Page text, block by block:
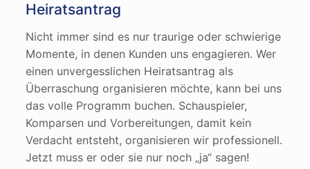
Heiratsantrag
Nicht immer sind es nur traurige oder schwierige
Momente, in denen Kunden uns engagieren. Wer
einen unvergesslichen Heiratsantrag als
Überraschung organisieren möchte, kann bei uns
das volle Programm buchen. Schauspieler,
Komparsen und Vorbereitungen, damit kein
Verdacht entsteht, organisieren wir professionell.
Jetzt muss er oder sie nur noch „ja“ sagen!